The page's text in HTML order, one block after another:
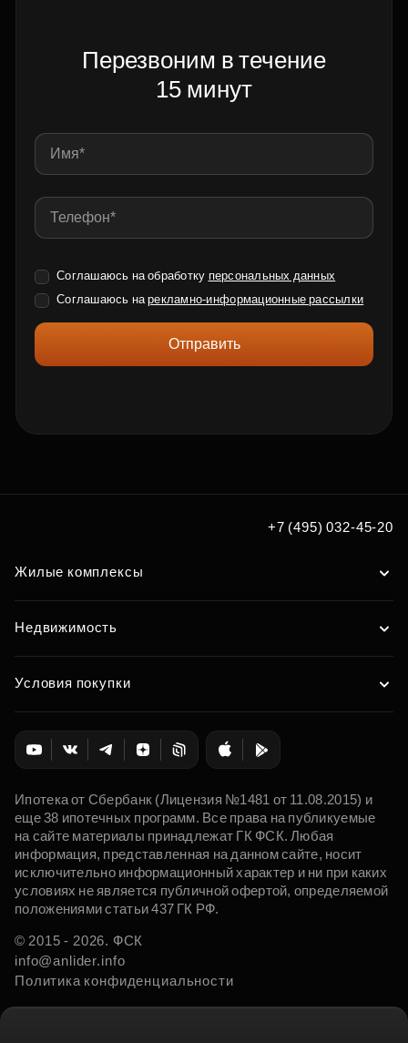
Перезвоним в течение
15 минут
Соглашаюсь на обработку персональных данных
Соглашаюсь нарекламно-информационные рассылки
Отправить
+7 (495) 032-45-20
Жилые комплексы
Недвижимость
Условия покупки
Ипотека от Сбербанк (Лицензия №1481 от 11.08.2015) и
еще 38 ипотечных программ. Все права на публикуемые
на сайте материалы принадлежат ГК ФСК. Любая
информация, представленная на данном сайте, носит
исключительно информационный характер и ни при каких
условиях не является публичной офертой, определяемой
положениями статьи 437 ГК РФ.
© 2015 - 2026. ФСК
info@anlider.info
Политика конфиденциальности